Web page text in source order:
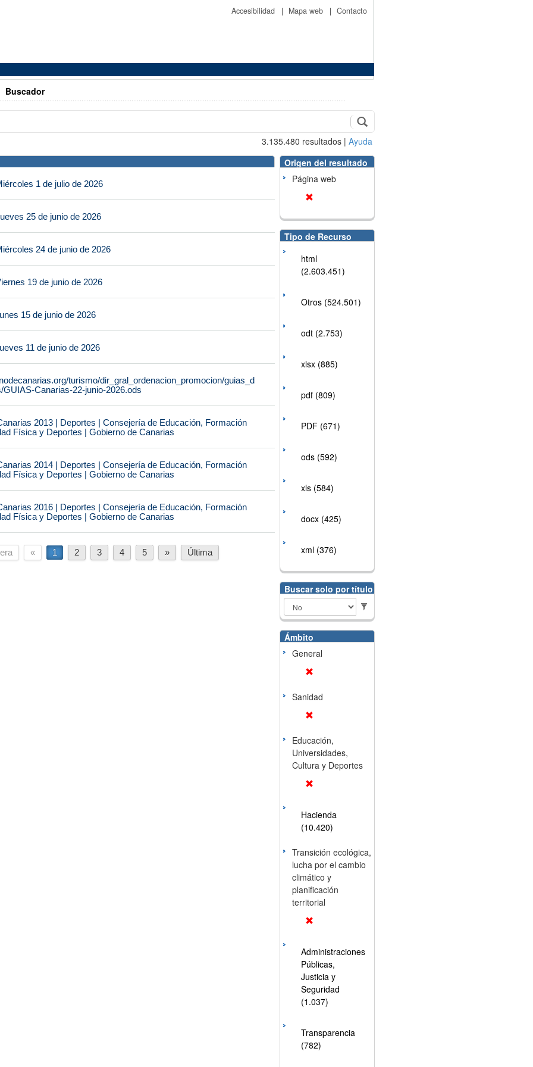
Accesibilidad | Mapa web | Contacto
Buscador
3.135.480 resultados | Ayuda
1 de julio de 2026
25 de junio de 2026
24 de junio de 2026
19 de junio de 2026
15 de junio de 2026
11 de junio de 2026
turismo/dir_gral_ordenacion_promocion/guias_d
Canarias-22-junio-2026.ods
2013 | Deportes | Consejería de Educación, Formación
Física y Deportes | Gobierno de Canarias
2014 | Deportes | Consejería de Educación, Formación
Física y Deportes | Gobierno de Canarias
2016 | Deportes | Consejería de Educación, Formación
Física y Deportes | Gobierno de Canarias
« 1 2 3 4 5 » Última
Origen del resultado
Página web
Tipo de Recurso
html
(2.603.451)
Otros (524.501)
odt (2.753)
xlsx (885)
pdf (809)
PDF (671)
ods (592)
xls (584)
docx (425)
xml (376)
Buscar solo por título
Ámbito
General
Sanidad
Educación,
Universidades,
Cultura y Deportes
Hacienda
(10.420)
Transición ecológica,
lucha por el cambio
climático y
planificación
territorial
Administraciones
Públicas,
Justicia y
Seguridad
(1.037)
Transparencia
(782)